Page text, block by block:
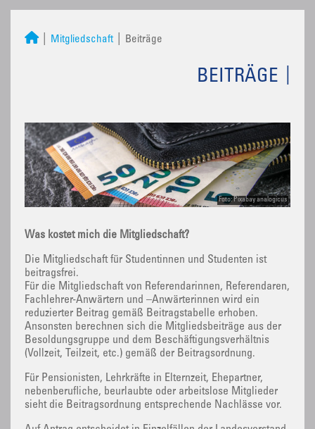
Mitgliedschaft Beiträge
BEITRÄGE
Foto: Pixabay analogicus
Was kostet mich die Mitgliedschaft?
Die Mitgliedschaft für Studentinnen und Studenten ist
beitragsfrei.
Für die Mitgliedschaft von Referendarinnen, Referendaren,
Fachlehrer-Anwärtern und –Anwärterinnen wird ein
reduzierter Beitrag gemäß Beitragstabelle erhoben.
Ansonsten berechnen sich die Mitgliedsbeiträge aus der
Besoldungsgruppe und dem Beschäftigungsverhältnis
(Vollzeit, Teilzeit, etc.) gemäß der Beitragsordnung.
Für Pensionisten, Lehrkräfte in Elternzeit, Ehepartner,
nebenberufliche, beurlaubte oder arbeitslose Mitglieder
sieht die Beitragsordnung entsprechende Nachlässe vor.